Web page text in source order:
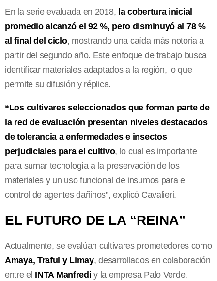
En la serie evaluada en 2018, la cobertura inicial
promedio alcanzó el 92 %, pero disminuyó al 78 %
al final del ciclo, mostrando una caída más notoria a
partir del segundo año. Este enfoque de trabajo busca
identificar materiales adaptados a la región, lo que
permite su difusión y réplica.
“Los cultivares seleccionados que forman parte de
la red de evaluación presentan niveles destacados
de tolerancia a enfermedades e insectos
perjudiciales para el cultivo, lo cual es importante
para sumar tecnología a la preservación de los
materiales y un uso funcional de insumos para el
control de agentes dañinos”, explicó Cavalieri.
EL FUTURO DE LA “REINA”
Actualmente, se evalúan cultivares prometedores como
Amaya, Traful y Limay, desarrollados en colaboración
entre el INTA Manfredi y la empresa Palo Verde.